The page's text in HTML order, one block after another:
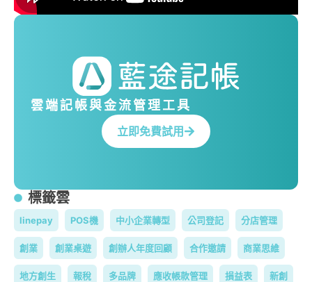
雲端記帳與金流管理工具
立即免費試用
標籤雲
linepay POS機 中小企業轉型 公司登記 分店管理
創業 創業桌遊 創辦人年度回顧 合作邀請 商業思維
地方創生 報稅 多品牌 應收帳款管理 損益表 新創